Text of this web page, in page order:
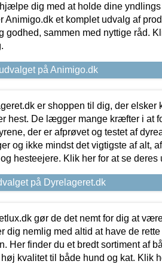
dig med at holde dine
Animigo.dk et komplet udvalg af
godhed, sammen med nyttige råd.
på Animigo.dk
er shoppen til dig, der elsker
hest. De lægger mange kræfter i at
der er afprøvet og testet af
og ikke mindst det vigtigste af alt,
og hesteejere. Klik her for at se deres
på Dyrelageret.dk
gør de det nemt for dig at
dig nemlig med altid at have de
Her finder du et bredt sortiment af
kvalitet til både hund og kat. Klik